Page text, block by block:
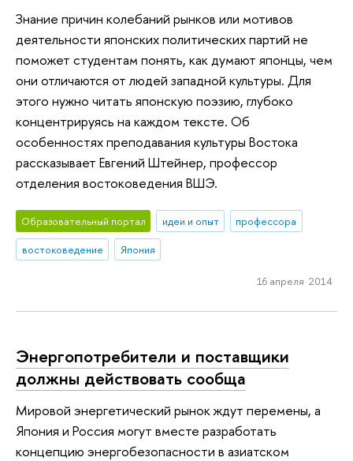
Знание причин колебаний рынков или мотивов
деятельности японских политических партий не
поможет студентам понять, как думают японцы, чем
они отличаются от людей западной культуры. Для
этого нужно читать японскую поэзию, глубоко
концентрируясь на каждом тексте. Об
особенностях преподавания культуры Востока
рассказывает Евгений Штейнер, профессор
отделения востоковедения ВШЭ.
Образовательный портал идеи и опыт
профессора
востоковедение
Япония
16 апреля 2014
Энергопотребители и поставщики
должны действовать сообща
Мировой энергетический рынок ждут перемены, а
Япония и Россия могут вместе разработать
концепцию энергобезопасности в азиатском